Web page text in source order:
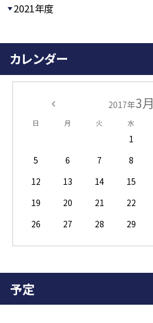
2021年度
カレンダー
2017年3月
日 月 火 水
1
5
6 7 8
12
13 14 15
19
20 21 22
26
27 28 29
予定